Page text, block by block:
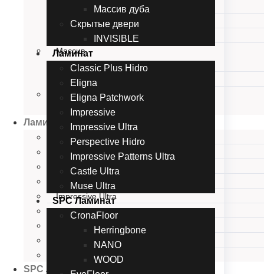
Массив дуба
Скрытые двери
INVISIBLE
Ламинат
Classic Plus Hidro
Eligna
Eligna Patchwork
Impressive
Impressive Ultra
Perspective Hidro
Impressive Patterns Ultra
Castle Ultra
Muse Ultra
SPC Ламинат
CronaFloor
Herringbone
NANO
WOOD
Багетная серия
Классика
Калевочная серия
Массив
Массив ольхи
Массив дуба
Скрытые двери
INVISIBLE
Ламинат
Classic Plus Hidro
Eligna
Eligna Patchwork
Impressive
Impressive Ultra
Perspective Hidro
Impressive Patterns Ultra
Castle Ultra
Muse Ultra
SPC Ламинат